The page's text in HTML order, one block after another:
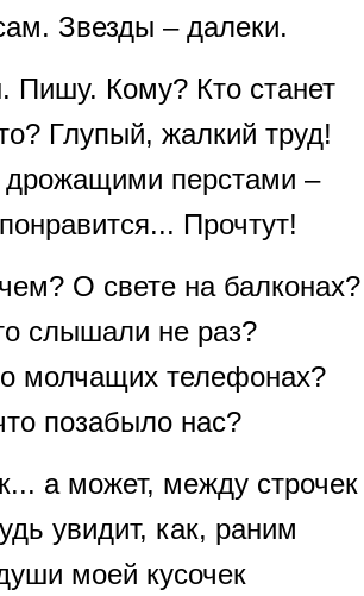
Звезды – далеки.
Пишу. Кому? Кто станет
Глупый, жалкий труд!
перстами –
Прочтут!
О свете на балконах?
слышали не раз?
молчащих телефонах?
позабыло нас?
а может, между строчек
увидит, как, раним
моей кусочек